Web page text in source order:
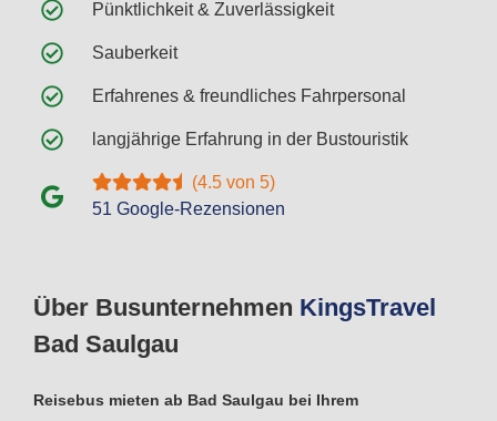
Über Busunternehmen KingsTravel
Bad Saulgau
Reisebus mieten ab Bad Saulgau bei Ihrem
Pünktlichkeit & Zuverlässigkeit
Sauberkeit
Erfahrenes & freundliches Fahrpersonal
langjährige Erfahrung in der Bustouristik
(4.5 von 5)
51 Google-Rezensionen